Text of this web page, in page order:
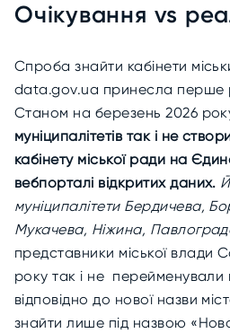
Очікування vs
Спроба знайти кабінети
data.gov.ua принесла перше
Станом на березень 2026
муніципалітетів так і не
кабінету міської ради на
вебпорталі відкритих даних.
муніципалітети Бердичева,
Мукачева, Ніжина,
представники міської влади
року так і не перейменували
відповідно до нової назви
знайти лише під назвою